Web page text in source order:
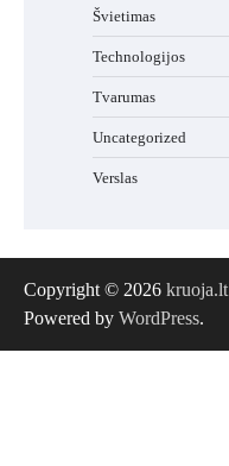
Švietimas
Technologijos
Tvarumas
Uncategorized
Verslas
Copyright © 2026 kruoja.lt
Powered by WordPress.